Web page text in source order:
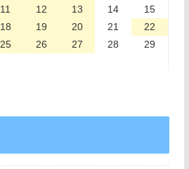
11 12 13 14
15
18 19 20 21
22
25 26 27 28
29